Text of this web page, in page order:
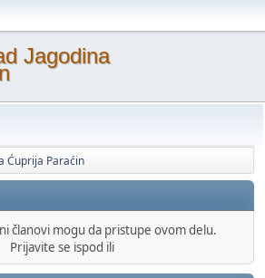
Jagodina
Ćuprija Paraćin
članovi mogu da pristupe ovom delu.
Prijavite se ispod ili